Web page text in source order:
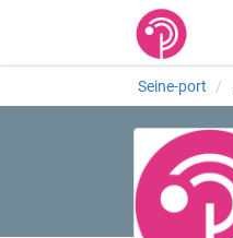
Seine-port